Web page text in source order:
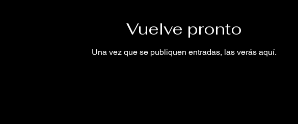
Vuelve pronto
Una vez que se publiquen entradas, las verás aquí.